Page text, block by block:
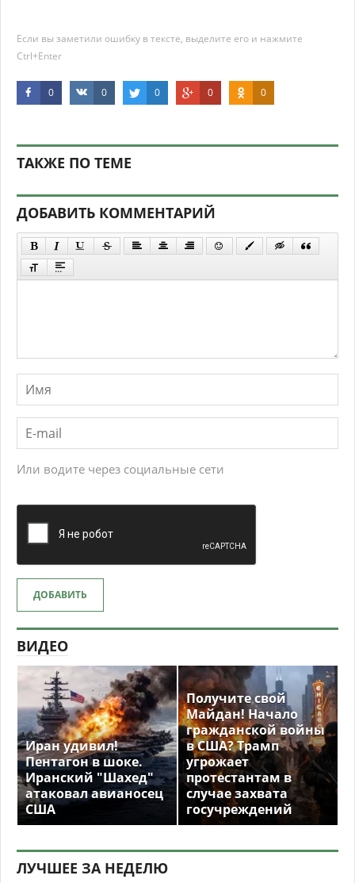
Если вы заметили ошибку в тексте, выделите его и нажмите
Ctrl+Enter
0 0 0 0 0
ТАКЖЕ ПО ТЕМЕ
ДОБАВИТЬ КОММЕНТАРИЙ
Или водите через социальные сети
ДОБАВИТЬ
ВИДЕО
Иран удивил!
Пентагон в шоке.
Иранский "Шахед"
атаковал авианосец
США
Получите свой
Майдан! Начало
гражданской войны
в США? Трамп
угрожает
протестантам в
случае захвата
госучреждений
ЛУЧШЕЕ ЗА НЕДЕЛЮ